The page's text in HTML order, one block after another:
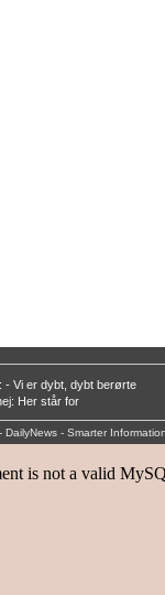
- Vi er dybt, dybt berørte
Her står for
DailyNews - Smarter
is not a valid